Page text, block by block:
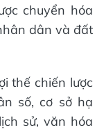
chuyển hóa
dân và đất
thế chiến lược
số, cơ sở hạ
sử, văn hóa